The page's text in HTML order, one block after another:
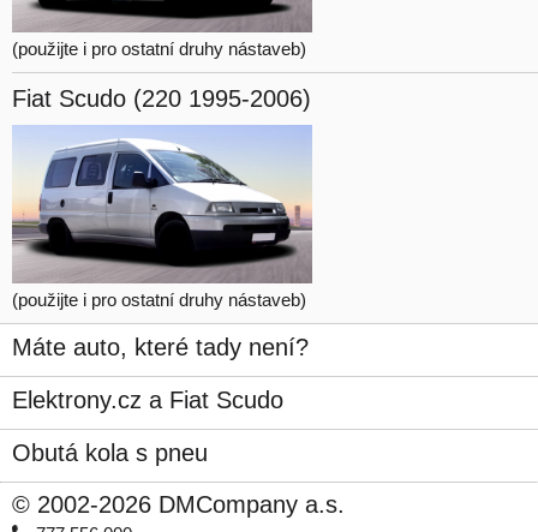
(použijte i pro ostatní druhy nástaveb)
Fiat Scudo (220 1995-2006)
(použijte i pro ostatní druhy nástaveb)
Máte auto, které tady není?
Elektrony.cz a Fiat Scudo
Obutá kola s pneu
© 2002-2026 DMCompany a.s.